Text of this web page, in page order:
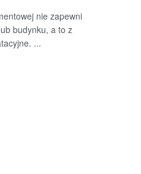
nie zapewni
budynku, a to z
...